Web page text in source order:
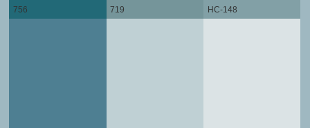
756 719 HC-148